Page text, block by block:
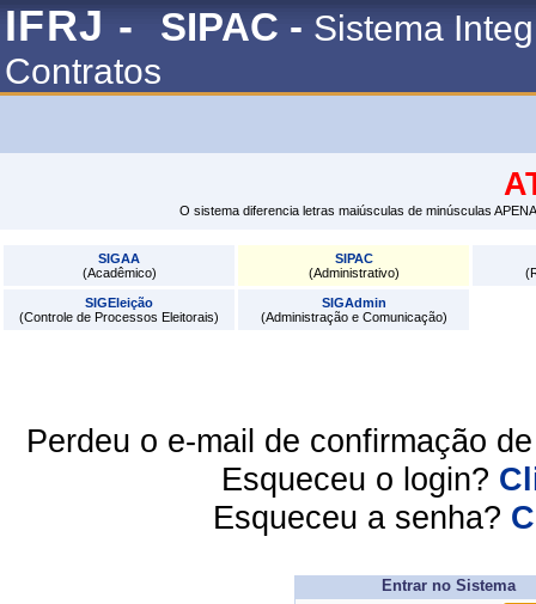
IFRJ - SIPAC - Sistema
Contratos
O sistema diferencia letras maiúsculas de minúsculas
SIGAA
(Acadêmico)
SIPAC
(Administrativo)
SIGEleição
(Controle de Processos Eleitorais)
SIGAdmin
(Administração e Comunicação)
Perdeu o e-mail de confirmação
Esqueceu o login?
Esqueceu a senha?
Entrar no Sistema